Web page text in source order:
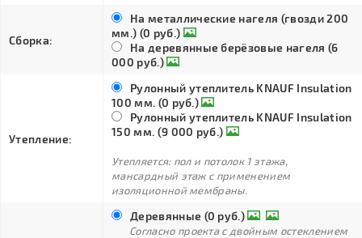
Сборка:
На металлические нагеля (гвозди 200
мм.) (0 руб.)
На деревянные берёзовые нагеля (6
000 руб.)
Утепление:
Рулонный утеплитель KNAUF Insulation
100 мм. (0 руб.)
Рулонный утеплитель KNAUF Insulation
150 мм. (9 000 руб.)
Утепляется: пол и потолок 1 этажа,
мансардный этаж с применением
изоляционной мембраны.
Деревянные (0 руб.)
Согласно проекта с двойным остеклением